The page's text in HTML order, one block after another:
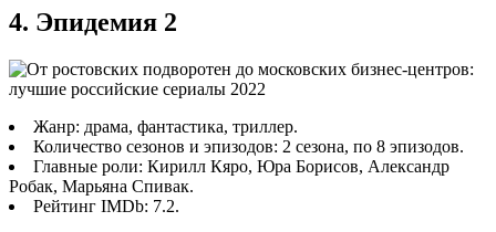
4. Эпидемия 2
Жанр: драма, фантастика, триллер.
Количество сезонов и эпизодов: 2 сезона, по 8 эпизодов.
Главные роли: Кирилл Кяро, Юра Борисов, Александр
Робак, Марьяна Спивак.
Рейтинг IMDb: 7.2.